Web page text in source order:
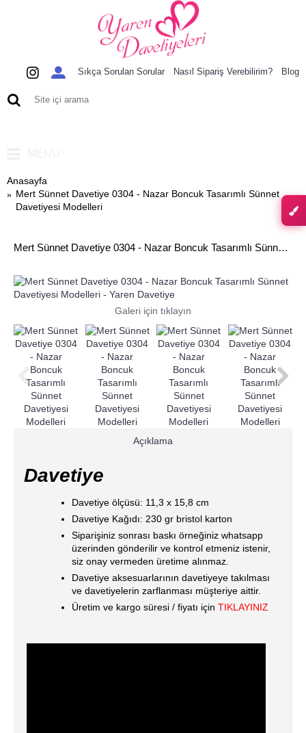
Sıkça Sorulan Sorular Nasıl Sipariş Verebilirim? Blog
Anasayfa
Mert Sünnet Davetiye 0304 - Nazar Boncuk Tasarımlı Sünnet
Davetiyesi Modelleri
Mert Sünnet Davetiye 0304 - Nazar Boncuk Tasarımlı Sünnet Davetiyesi Modelleri
Galeri için tıklayın
Açıklama
Davetiye
Davetiye ölçüsü: 11,3 x 15,8 cm
Davetiye Kağıdı: 230 gr bristol karton
Siparişiniz sonrası baskı örneğiniz whatsapp
üzerinden gönderilir ve kontrol etmeniz istenir,
siz onay vermeden üretime alınmaz.
Davetiye aksesuarlarının davetiyeye takılması
ve davetiyelerin zarflanması müşteriye aittir.
Üretim ve kargo süresi / fiyatı için TIKLAYINIZ